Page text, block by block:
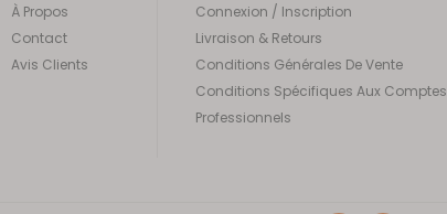
À Propos
Contact
Avis Clients
Connexion / Inscription
Livraison & Retours
Conditions Générales De Vente
Conditions Spécifiques Aux Comptes
Professionnels